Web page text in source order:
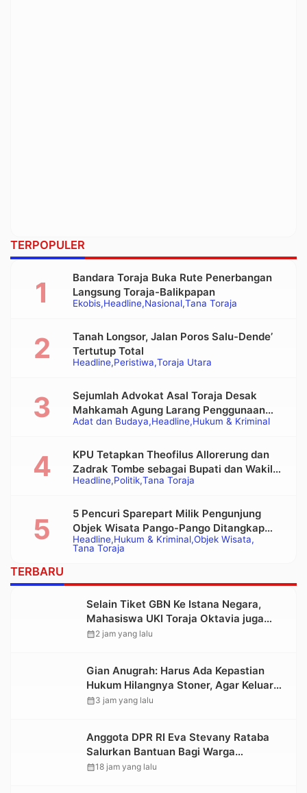
TERPOPULER
Ekobis Headline Nasional Tana Toraja
Bandara Toraja Buka Rute Penerbangan
Langsung Toraja-Balikpapan
Headline Peristiwa Toraja Utara
Tanah Longsor, Jalan Poros Salu-Dende’
Tertutup Total
Adat dan Budaya Headline Hukum & Kriminal
Sejumlah Advokat Asal Toraja Desak
Mahkamah Agung Larang Penggunaan
Alat Berat pada Eksekusi Rumah Adat
Headline Politik Tana Toraja
KPU Tetapkan Theofilus Allorerung dan
Zadrak Tombe sebagai Bupati dan Wakil
Bupati Tana Toraja Terpilih
Headline Hukum & Kriminal Objek Wisata
Tana Toraja
5 Pencuri Sparepart Milik Pengunjung
Objek Wisata Pango-Pango Ditangkap
Polisi
TERBARU
Selain Tiket GBN Ke Istana Negara,
Mahasiswa UKI Toraja Oktavia juga
Lolos ke Pekan Seni Mahasiswa
calendar_month2 jam yang lalu
Gian Anugrah: Harus Ada Kepastian
Hukum Hilangnya Stoner, Agar Keluarga
tidak Larut dalam Trauma dan
calendar_month3 jam yang lalu
Anggota DPR RI Eva Stevany Rataba
Salurkan Bantuan Bagi Warga
Terdampak Longsor di Buntu Pepasan
calendar_month18 jam yang lalu